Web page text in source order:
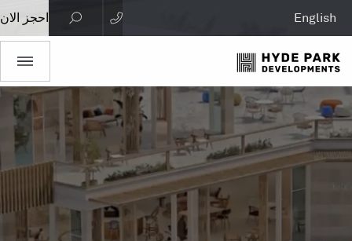
English احجز الان